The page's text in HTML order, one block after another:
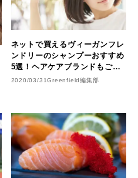
ネットで買えるヴィーガンフレ
ンドリーのシャンプーおすすめ
5選！ヘアケアブランドもご紹
介
2020/03/31Greenfield編集部